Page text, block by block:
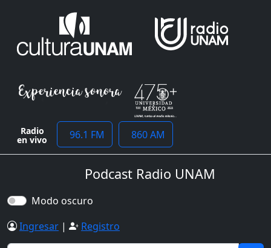
Radio
en vivo 96.1 FM 860 AM
Podcast Radio UNAM
Modo oscuro
Ingresar | Registro